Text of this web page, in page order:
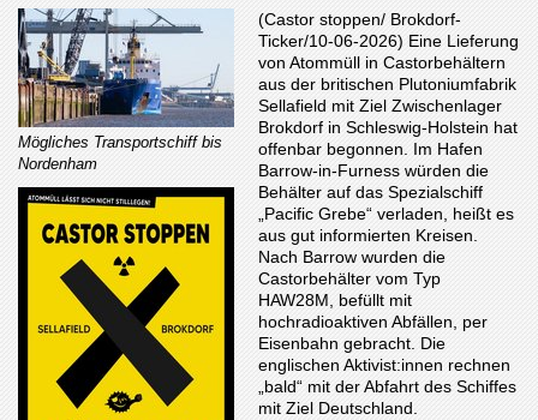
Mögliches Transportschiff bis
Nordenham
(Castor stoppen/ Brokdorf-
Ticker/10-06-2026) Eine Lieferung
von Atommüll in Castorbehältern
aus der britischen Plutoniumfabrik
Sellafield mit Ziel Zwischenlager
Brokdorf in Schleswig-Holstein hat
offenbar begonnen. Im Hafen
Barrow-in-Furness würden die
Behälter auf das Spezialschiff
„Pacific Grebe“ verladen, heißt es
aus gut informierten Kreisen.
Nach Barrow wurden die
Castorbehälter vom Typ
HAW28M, befüllt mit
hochradioaktiven Abfällen, per
Eisenbahn gebracht. Die
englischen Aktivist:innen rechnen
„bald“ mit der Abfahrt des Schiffes
mit Ziel Deutschland.